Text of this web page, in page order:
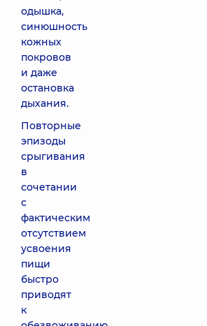
одышка,
синюшность
кожных
покровов
и даже
остановка
дыхания.
Повторные
эпизоды
срыгивания
в
сочетании
с
фактическим
отсутствием
усвоения
пищи
быстро
приводят
к